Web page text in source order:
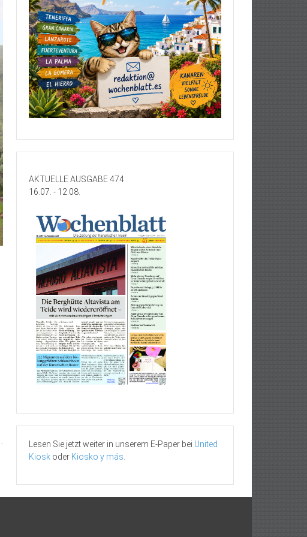
AKTUELLE AUSGABE 474
16.07. - 12.08.
Lesen Sie jetzt weiter in unserem E-Paper bei United
Kiosk oder Kiosko y más